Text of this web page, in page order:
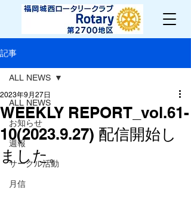
記事
ALL NEWS
お知らせ
週報
サークル活動
月信
ALL NEWS
WEEKLY REPORT_vol.61-
10(2023.9.27) 配信開始し
ました。
2023年9月27日